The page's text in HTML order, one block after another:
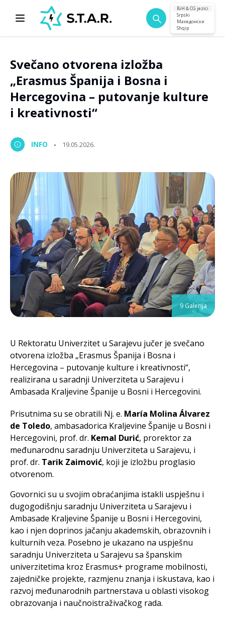
BiH & CG jezici
Srpski
Македонски
Shqip
Svečano otvorena izložba
„Erasmus Španija i Bosna i
Hercegovina – putovanje kulture
i kreativnosti“
INFO 19.05.2026.
9 Galerija
U Rektoratu Univerzitet u Sarajevu jučer je svečano
otvorena izložba „Erasmus Španija i Bosna i
Hercegovina – putovanje kulture i kreativnosti“,
realizirana u saradnji Univerziteta u Sarajevu i
Ambasada Kraljevine Španije u Bosni i Hercegovini.
Prisutnima su se obratili Nj. e. María Molina Álvarez
de Toledo, ambasadorica Kraljevine Španije u Bosni i
Hercegovini, prof. dr. Kemal Durić, prorektor za
međunarodnu saradnju Univerziteta u Sarajevu, i
prof. dr. Tarik Zaimović, koji je izložbu proglasio
otvorenom.
Govornici su u svojim obraćanjima istakli uspješnu i
dugogodišnju saradnju Univerziteta u Sarajevu i
Ambasade Kraljevine Španije u Bosni i Hercegovini,
kao i njen doprinos jačanju akademskih, obrazovnih i
kulturnih veza. Posebno je ukazano na uspješnu
saradnju Univerziteta u Sarajevu sa španskim
univerzitetima kroz Erasmus+ programe mobilnosti,
zajedničke projekte, razmjenu znanja i iskustava, kao i
razvoj međunarodnih partnerstava u oblasti visokog
obrazovanja i naučnoistraživačkog rada.